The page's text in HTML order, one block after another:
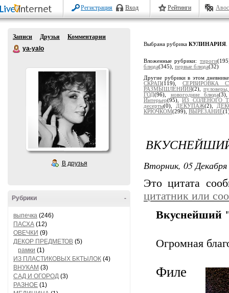
Регистрация Вход Рейтинги
Записи Друзья
Комментарии
ya-yalo
В друзья
-
Рубрики
выпечка (246)
ПАСХА (12)
ОВЕЧКИ (9)
ДЕКОР ПРЕДМЕТОВ (5)
рамки (1)
ИЗ ПЛАСТИКОВЫХ БКТЫЛОК (4)
ВНУКАМ (3)
САД И ОГОРОД (3)
РАЗНОЕ (1)
Выбрана рубрика КУЛИНАРИЯ
Вложенные рубрики: тироги
блюда(345), первые блюда(32)
Другие рубрики в этом
СКРАП(119), СЕРВИРОВКА
РАЗМЫШЛЕНИИЯ(2),
ГОД(96), новогодние блюда
Интерьер(95),ИЗ СОЛЁНОГО
десерты(0), ДЕКУПАЖ(2),
КРЮЧКОМ(299), ВЫРЕЗАНИЕ
Вторник, 05
Это цитата
цитатник или
Вкуснейший
Огромная
Филе